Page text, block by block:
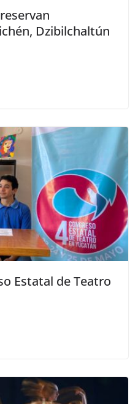
Dzibilchaltún
Estatal de Teatro